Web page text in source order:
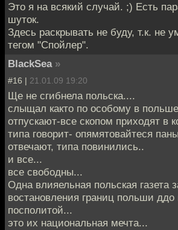
Это я на всякий случай. ;) Есть
шуток.
Здесь раскрывать не буду, т.к. не
тегом "Спойлер".
BlackSea »
#16 | 21.01.09 19:20
Ще не сгибнела польска....
слыщал както по особому в польше
отпускают-все скопом приходят в
типа говорит- опямятовайтеся
отвечают, типа повинились..
и все...
все свободны...
Одна влияельная польская газета
востановления границ польши ддо
посполитой...
это их национальная мечта...